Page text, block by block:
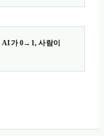
AI가 0→1, 사람이